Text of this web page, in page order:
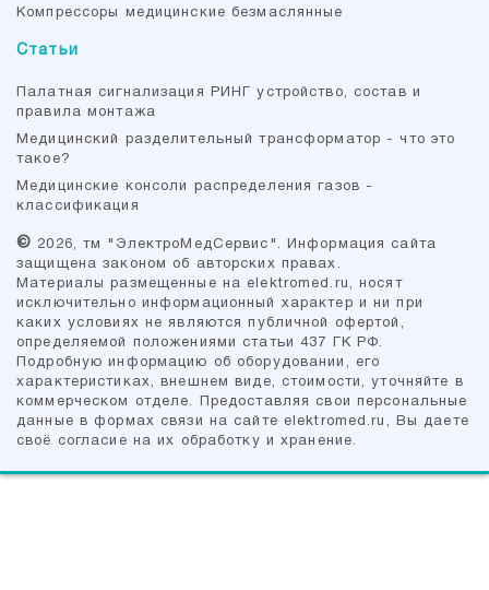
Компрессоры медицинские безмаслянные
Статьи
Палатная сигнализация РИНГ устройство, состав и
правила монтажа
Медицинский разделительный трансформатор - что это
такое?
Медицинские консоли распределения газов -
классификация
© 2026, тм "ЭлектроМедСервис". Информация сайта
защищена законом об авторских правах.
Материалы размещенные на elektromed.ru, носят
исключительно информационный характер и ни при
каких условиях не являются публичной офертой,
определяемой положениями cтатьи 437 ГК РФ.
Подробную информацию об оборудовании, его
характеристиках, внешнем виде, стоимости, уточняйте в
коммерческом отделе. Предоставляя свои персональные
данные в формах связи на сайте elektromed.ru, Вы даете
своё согласие на их обработку и хранение.